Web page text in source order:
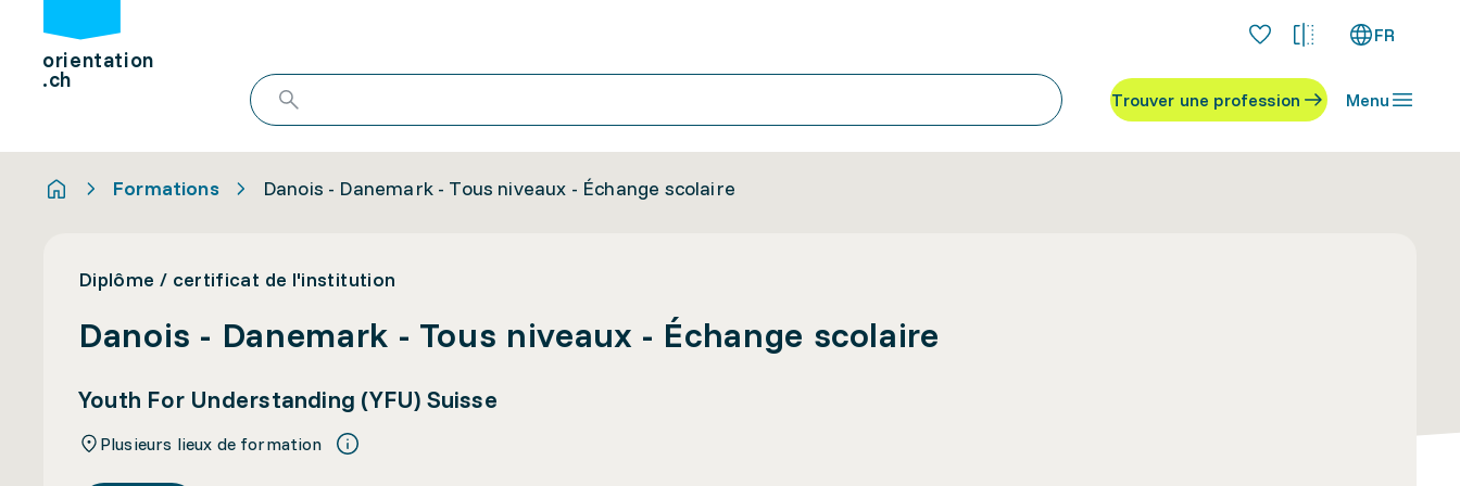
orientation
.ch
FR
Trouver une profession Menu
Formations Danois - Danemark - Tous niveaux - Échange scolaire
Diplôme / certificat de l'institution
Danois - Danemark - Tous niveaux - Échange scolaire
Youth For Understanding (YFU) Suisse
Plusieurs lieux de formation